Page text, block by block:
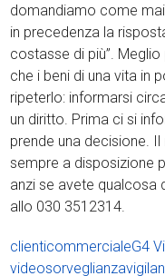
domandiamo come
in precedenza la
costasse di più”.
che i beni di una vita in
ripeterlo: informarsi
un diritto. Prima ci si
prende una decisione.
sempre a disposizione
anzi se avete qualcosa
allo 030 3512314.
clienticommercialeG4
videosorveglianza